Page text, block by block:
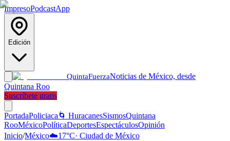
ImpresoPodcastApp
Edición
QuintaFuerzaNoticias de México, desde
Quintana Roo
Suscríbete gratis
PortadaPoliciaca 🌀 HuracanesSismosQuintana
RooMéxicoPolíticaDeportesEspectáculosOpinión
Inicio/México☁️17°C· Ciudad de México